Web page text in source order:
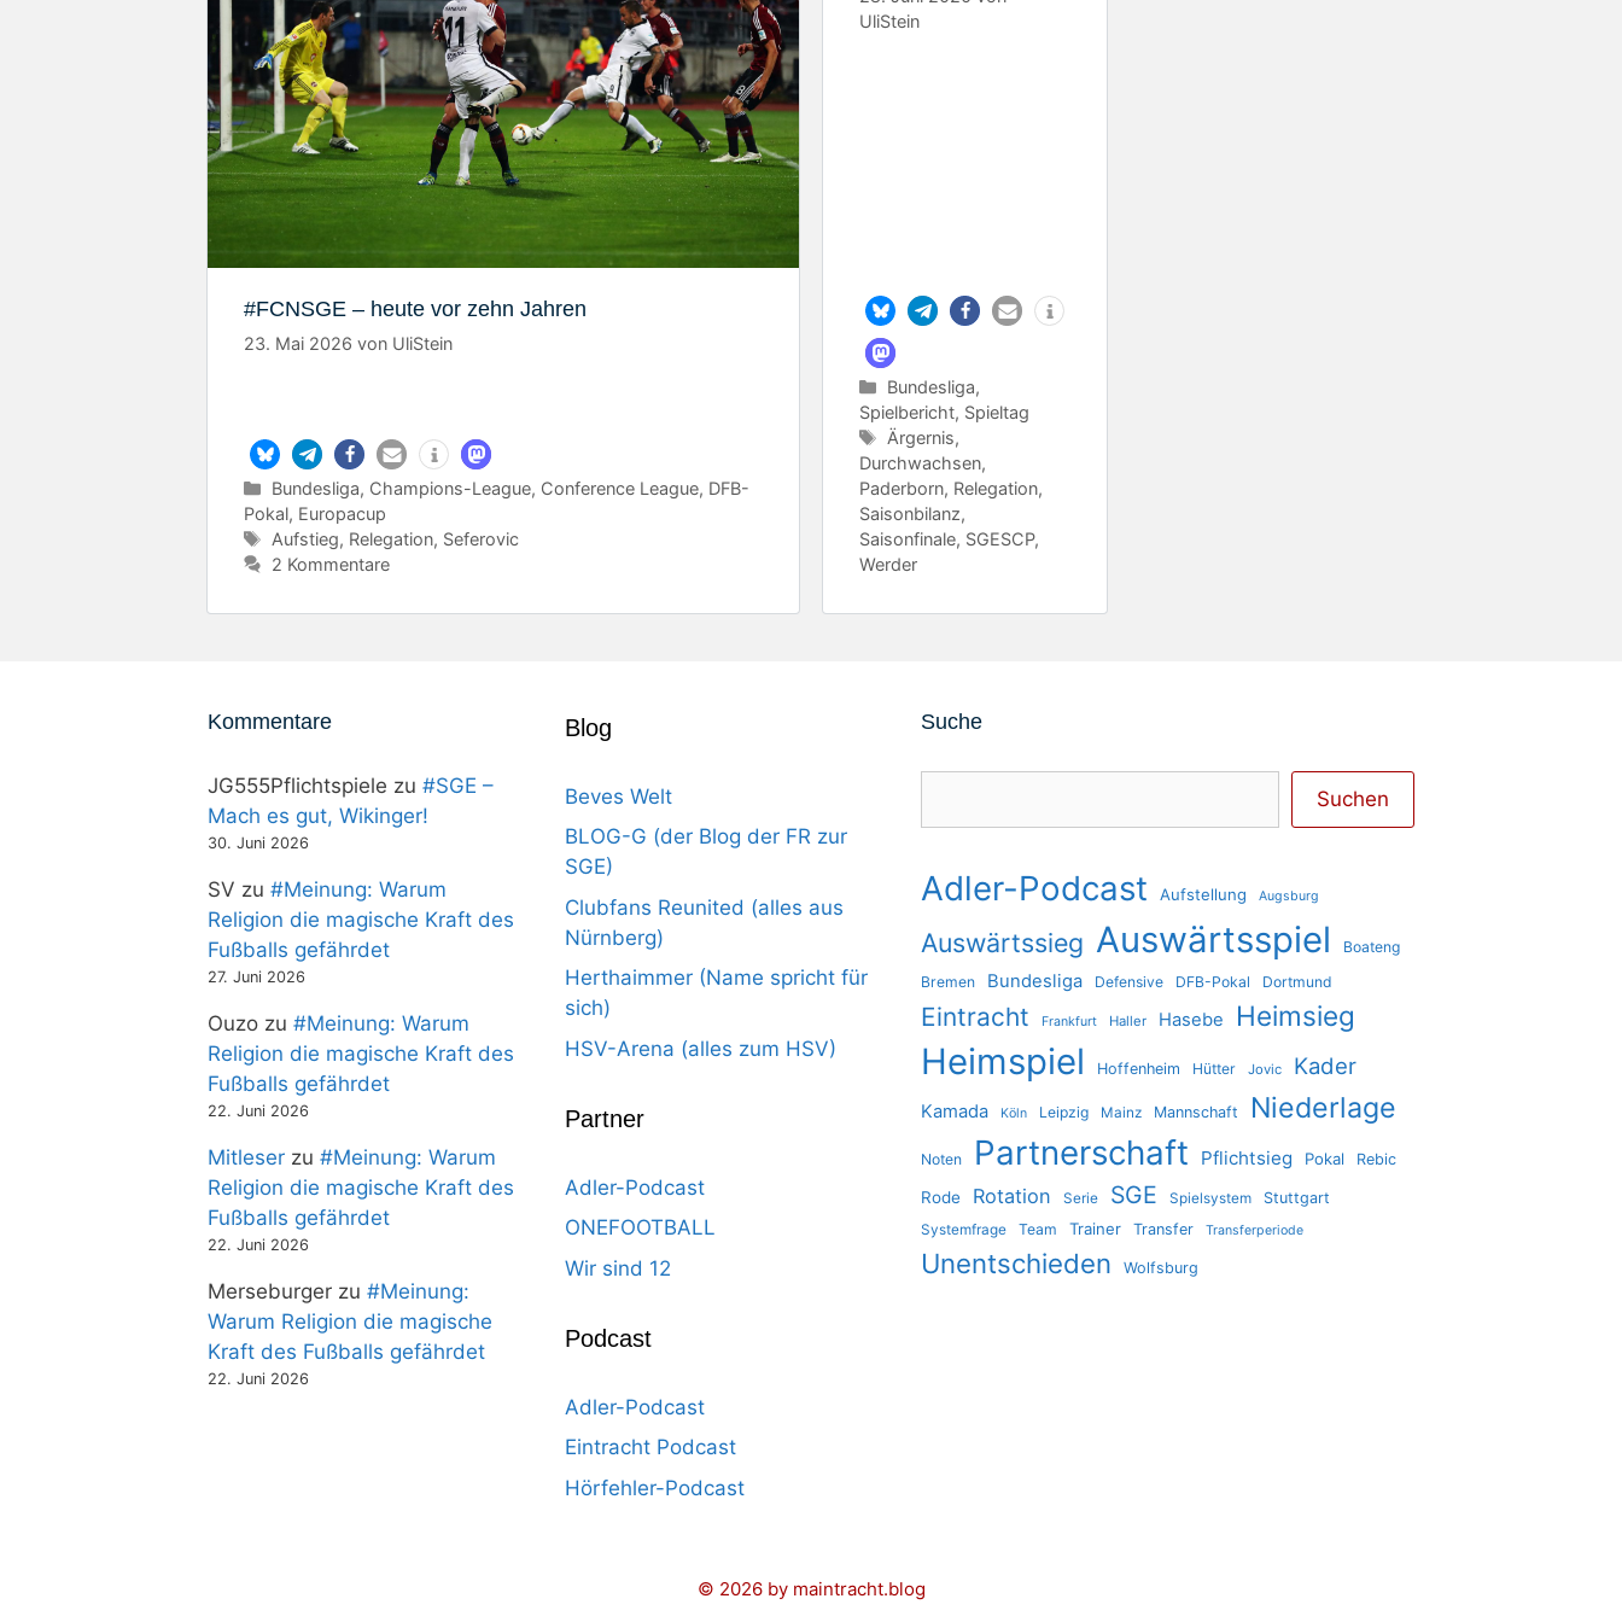
#FCNSGE – heute vor zehn Jahren
23. Mai 2026 von UliStein
Kategorien
Bundesliga, Champions-League, Conference League, DFB-
Pokal, Europacup
Schlagwörter
Aufstieg, Relegation, Seferovic
2 Kommentare
UliStein
Kategorien
Bundesliga,
Spielbericht, Spieltag
Schlagwörter
Ärgernis,
Durchwachsen,
Paderborn, Relegation,
Saisonbilanz,
Saisonfinale, SGESCP,
Werder
Kommentare
JG555Pflichtspiele zu #SGE –
Mach es gut, Wikinger!
30. Juni 2026
SV zu #Meinung: Warum
Religion die magische Kraft des
Fußballs gefährdet
27. Juni 2026
Ouzo zu #Meinung: Warum
Religion die magische Kraft des
Fußballs gefährdet
22. Juni 2026
Mitleser zu #Meinung: Warum
Religion die magische Kraft des
Fußballs gefährdet
22. Juni 2026
Merseburger zu #Meinung:
Warum Religion die magische
Kraft des Fußballs gefährdet
22. Juni 2026
Blog
Beves Welt
BLOG-G (der Blog der FR zur
SGE)
Clubfans Reunited (alles aus
Nürnberg)
Herthaimmer (Name spricht für
sich)
HSV-Arena (alles zum HSV)
Partner
Adler-Podcast
ONEFOOTBALL
Wir sind 12
Podcast
Adler-Podcast
Eintracht Podcast
Hörfehler-Podcast
Suche
Suchen
Adler-Podcast Aufstellung Augsburg
Auswärtssieg Auswärtsspiel
Boateng
Bremen
Bundesliga Defensive DFB-Pokal Dortmund
Eintracht Frankfurt Haller Hasebe Heimsieg
Heimspiel Hoffenheim Hütter Jovic Kader
Kamada Köln Leipzig Mainz Mannschaft Niederlage
Noten Partnerschaft Pflichtsieg Pokal Rebic
Rode Rotation Serie SGE Spielsystem Stuttgart
Systemfrage Team Trainer Transfer Transferperiode
Unentschieden Wolfsburg
© 2026 by maintracht.blog